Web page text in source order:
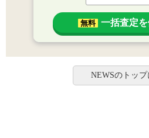
無料 一括査定
NEWSのトップ